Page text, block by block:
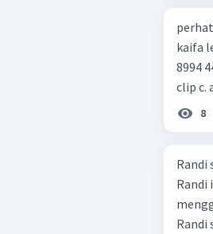
perhatikan data
kaifa learning dimensi : xx = 256
8994 44 6 data tersebut termasuk identitas untuk teks
clip c.
8
Randi
Randi
Randi